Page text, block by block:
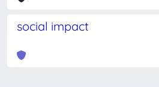
social impact